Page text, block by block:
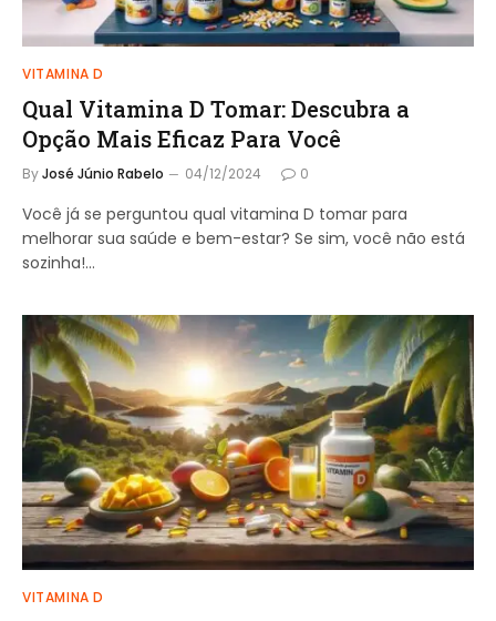
VITAMINA D
Qual Vitamina D Tomar: Descubra a
Opção Mais Eficaz Para Você
ByJosé Júnio Rabelo 04/12/2024 0
Você já se perguntou qual vitamina D tomar para
melhorar sua saúde e bem-estar? Se sim, você não está
sozinha!…
VITAMINA D